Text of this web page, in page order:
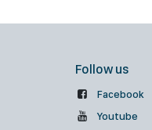
Follow us
Facebook
Youtube